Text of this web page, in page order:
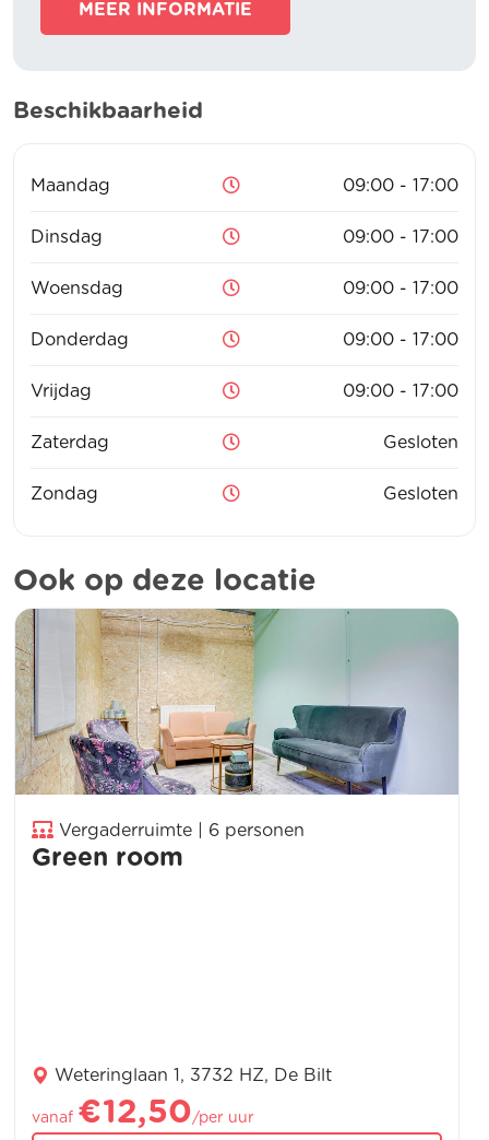
MEER INFORMATIE
Beschikbaarheid
Maandag 09:00 - 17:00
Dinsdag 09:00 - 17:00
Woensdag 09:00 - 17:00
Donderdag 09:00 - 17:00
Vrijdag 09:00 - 17:00
Zaterdag Gesloten
Zondag Gesloten
Ook op deze locatie
Vergaderruimte | 6 personen
Green room
Weteringlaan 1, 3732 HZ, De Bilt
vanaf €12,50/per uur